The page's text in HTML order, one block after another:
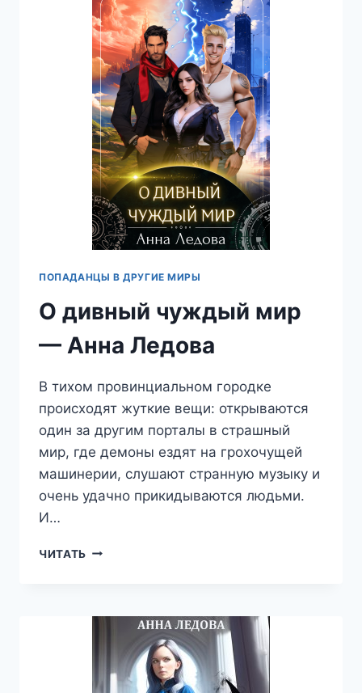
—
АННА
ЛЕДОВА
ПОПАДАНЦЫ В ДРУГИЕ МИРЫ
О дивный чуждый мир
— Анна Ледова
В тихом провинциальном городке
происходят жуткие вещи: открываются
один за другим порталы в страшный
мир, где демоны ездят на грохочущей
машинерии, слушают странную музыку и
очень удачно прикидываются людьми.
И…
ЧИТАТЬ О
—
ЛЕДОВА